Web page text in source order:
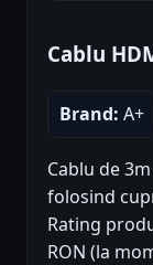
Cablu
Brand: A+
Cablu de
folosind
Rating
RON (la